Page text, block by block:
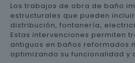
Los trabajos de obra de baño
estructurales que pueden
distribución, fontanería,
Estas intervenciones permiten
antiguos en baños reformados
optimizando su funcionalidad y